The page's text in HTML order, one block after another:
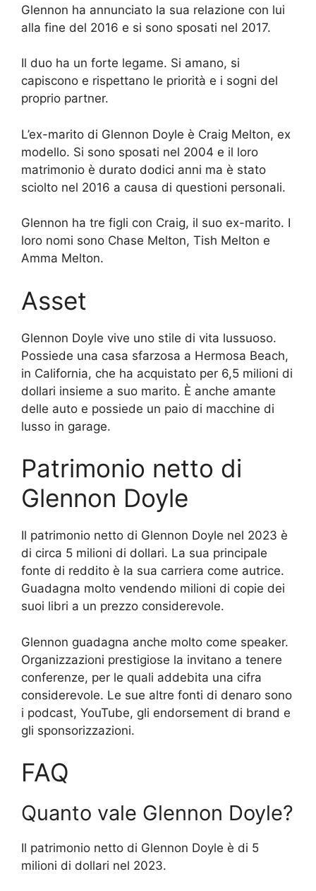
Glennon ha annunciato la sua relazione con lui
alla fine del 2016 e si sono sposati nel 2017.
Il duo ha un forte legame. Si amano, si
capiscono e rispettano le priorità e i sogni del
proprio partner.
L’ex-marito di Glennon Doyle è Craig Melton, ex
modello. Si sono sposati nel 2004 e il loro
matrimonio è durato dodici anni ma è stato
sciolto nel 2016 a causa di questioni personali.
Glennon ha tre figli con Craig, il suo ex-marito. I
loro nomi sono Chase Melton, Tish Melton e
Amma Melton.
Asset
Glennon Doyle vive uno stile di vita lussuoso.
Possiede una casa sfarzosa a Hermosa Beach,
in California, che ha acquistato per 6,5 milioni di
dollari insieme a suo marito. È anche amante
delle auto e possiede un paio di macchine di
lusso in garage.
Patrimonio netto di
Glennon Doyle
Il patrimonio netto di Glennon Doyle nel 2023 è
di circa 5 milioni di dollari. La sua principale
fonte di reddito è la sua carriera come autrice.
Guadagna molto vendendo milioni di copie dei
suoi libri a un prezzo considerevole.
Glennon guadagna anche molto come speaker.
Organizzazioni prestigiose la invitano a tenere
conferenze, per le quali addebita una cifra
considerevole. Le sue altre fonti di denaro sono
i podcast, YouTube, gli endorsement di brand e
gli sponsorizzazioni.
FAQ
Quanto vale Glennon Doyle?
Il patrimonio netto di Glennon Doyle è di 5
milioni di dollari nel 2023.